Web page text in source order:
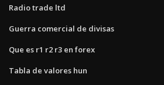
Radio trade ltd
Guerra comercial de divisas
Que es r1 r2 r3 en forex
Tabla de valores hun